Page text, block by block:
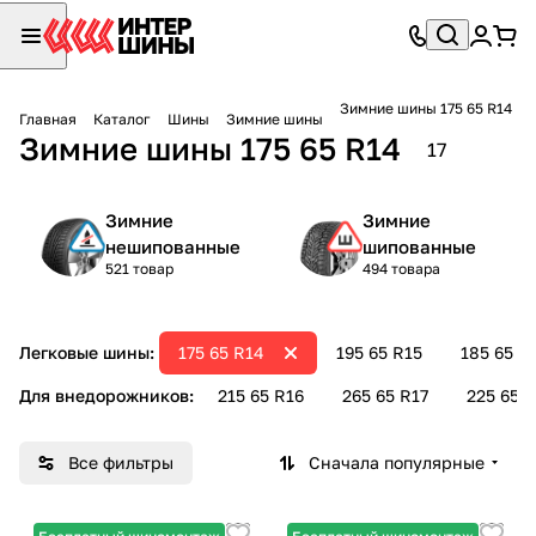
Главная Каталог Шины Зимние шины
Зимние шины 175 65 R14
Зимние шины 175 65 R14 17
Зимние
нешипованные
521 товар
Зимние
шипованные
494 товара
Легковые шины: 195 65 R15 185 65
175 65 R14
Для внедорожников: 215 65 R16 265 65 R17 225 65
Все фильтры Сначала популярные